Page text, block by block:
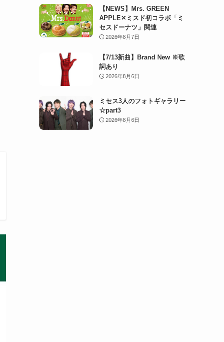
【NEWS】Mrs. GREEN
APPLE✕ミスド初コラボ「ミ
セスドーナツ」関連
2026年8月7日
【7/13新曲】Brand New ※歌
詞あり
2026年8月6日
ミセス3人のフォトギャラリー
☆part3
2026年8月6日